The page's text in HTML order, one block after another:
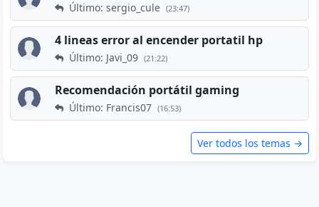
Último: sergio_cule (23:47)
4 lineas error al encender portatil hp
Último: Javi_09 (21:22)
Recomendación portátil gaming
Último: Francis07 (16:53)
Ver todos los temas →